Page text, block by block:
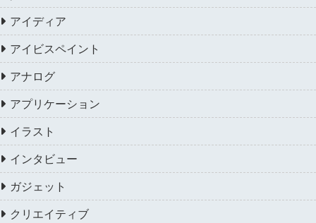
アイディア
アイビスペイント
アナログ
アプリケーション
イラスト
インタビュー
ガジェット
クリエイティブ